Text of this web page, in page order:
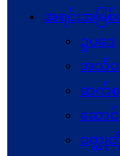
အရင်းအမြစ်မ
ဥပဒေ
အသိပ
ဆက်စ
ဆောင်
ဝတ္ထု